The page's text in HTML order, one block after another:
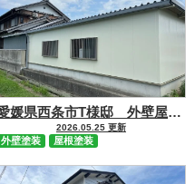
愛媛県西条市T様邸 外壁屋根塗装工事 施工事例
2026.05.25 更新
外壁塗装 屋根塗装